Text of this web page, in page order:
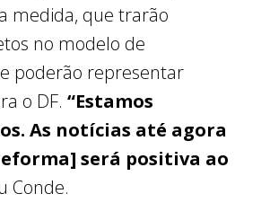
medida, que trarão
no modelo de
poderão representar
o DF. “Estamos
As notícias até agora
será positiva ao
Conde.